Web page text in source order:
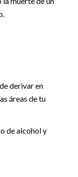
derivar en
áreas de tu
de alcohol y